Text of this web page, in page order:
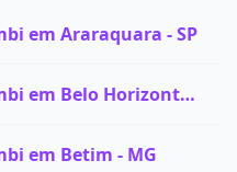
em Araraquara - SP
em Belo Horizonte -
em Betim - MG